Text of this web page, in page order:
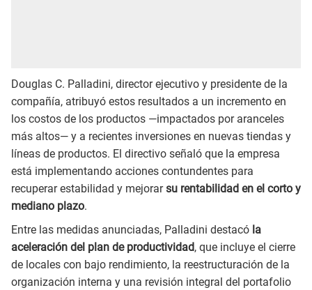
Douglas C. Palladini, director ejecutivo y presidente de la
compañía, atribuyó estos resultados a un incremento en
los costos de los productos —impactados por aranceles
más altos— y a recientes inversiones en nuevas tiendas y
líneas de productos. El directivo señaló que la empresa
está implementando acciones contundentes para
recuperar estabilidad y mejorarsu rentabilidad en el corto y
mediano plazo.
Entre las medidas anunciadas, Palladini destacó la
aceleración del plan de productividad, que incluye el cierre
de locales con bajo rendimiento, la reestructuración de la
organización interna y una revisión integral del portafolio